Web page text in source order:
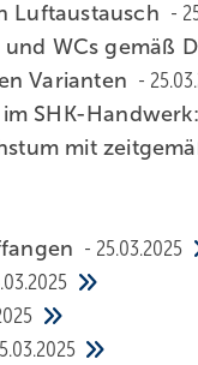
Luftaustausch
WCs gemäß
Varianten
SHK-Handwerk:
mit
25.03.2025